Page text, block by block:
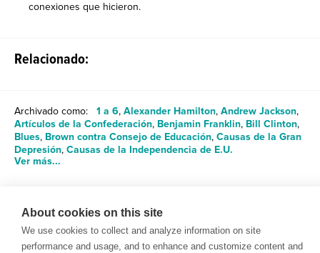
conexiones que hicieron.
Relacionado:
Archivado como: 1 a 6, Alexander Hamilton, Andrew Jackson,
Artículos de la Confederación, Benjamin Franklin, Bill Clinton,
Blues, Brown contra Consejo de Educación, Causas de la Gran
Depresión, Causas de la Independencia de E.U.
Ver más...
Compartir
About cookies on this site
We use cookies to collect and analyze information on site
performance and usage, and to enhance and customize content and